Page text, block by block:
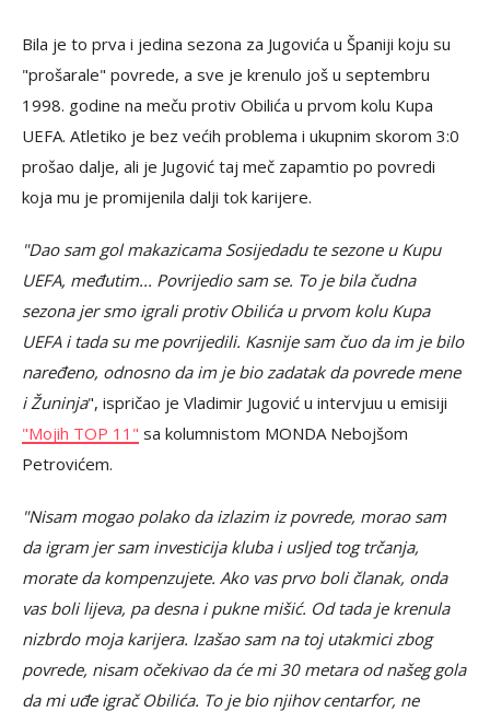
Bila je to prva i jedina sezona za Jugovića u Španiji koju su
"prošarale" povrede, a sve je krenulo još u septembru
1998. godine na meču protiv Obilića u prvom kolu Kupa
UEFA. Atletiko je bez većih problema i ukupnim skorom 3:0
prošao dalje, ali je Jugović taj meč zapamtio po povredi
koja mu je promijenila dalji tok karijere.
"Dao sam gol makazicama Sosijedadu te sezone u Kupu
UEFA, međutim... Povrijedio sam se. To je bila čudna
sezona jer smo igrali protiv Obilića u prvom kolu Kupa
UEFA i tada su me povrijedili. Kasnije sam čuo da im je bilo
naređeno, odnosno da im je bio zadatak da povrede mene
i Žuninja", ispričao je Vladimir Jugović u intervjuu u emisiji
"Mojih TOP 11" sa kolumnistom MONDA Nebojšom
Petrovićem.
"Nisam mogao polako da izlazim iz povrede, morao sam
da igram jer sam investicija kluba i usljed tog trčanja,
morate da kompenzujete. Ako vas prvo boli članak, onda
vas boli lijeva, pa desna i pukne mišić. Od tada je krenula
nizbrdo moja karijera. Izašao sam na toj utakmici zbog
povrede, nisam očekivao da će mi 30 metara od našeg gola
da mi uđe igrač Obilića. To je bio njihov centarfor, ne